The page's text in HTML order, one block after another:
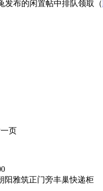
发布的闲置帖中排队领取（
页
阳雅筑正门旁丰巢快递柜